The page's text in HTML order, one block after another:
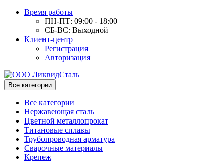
Время работы
ПН-ПТ: 09:00 - 18:00
СБ-ВС: Выходной
Клиент-центр
Регистрация
Авторизация
Все категории
Все категории
Нержавеющая сталь
Цветной металлопрокат
Титановые сплавы
Трубопроводная арматура
Сварочные материалы
Крепеж